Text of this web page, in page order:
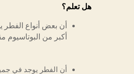
هل تعلم؟
أن بعض أنواع
أكبر من البوتاسيوم
أن الفطر يوجد في